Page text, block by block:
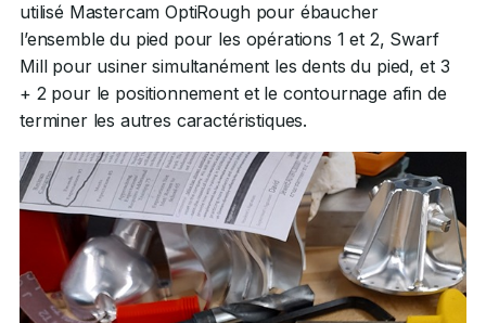
utilisé Mastercam OptiRough pour ébaucher
l’ensemble du pied pour les opérations 1 et 2, Swarf
Mill pour usiner simultanément les dents du pied, et 3
+ 2 pour le positionnement et le contournage afin de
terminer les autres caractéristiques.